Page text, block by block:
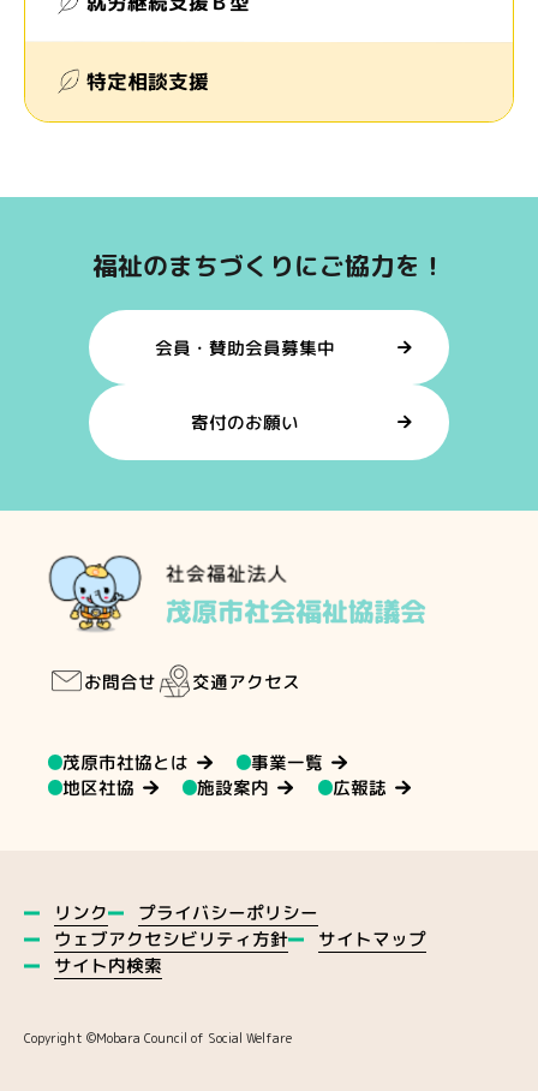
特定相談支援
福祉のまちづくりにご協力を！
会員・賛助会員募集中
寄付のお願い
お問合せ 交通アクセス
茂原市社協とは
事業一覧
地区社協
施設案内 広報誌
リンク プライバシーポリシー
ウェブアクセシビリティ方針
サイトマップ
サイト内検索
Copyright ©️Mobara Council of Social Welfare